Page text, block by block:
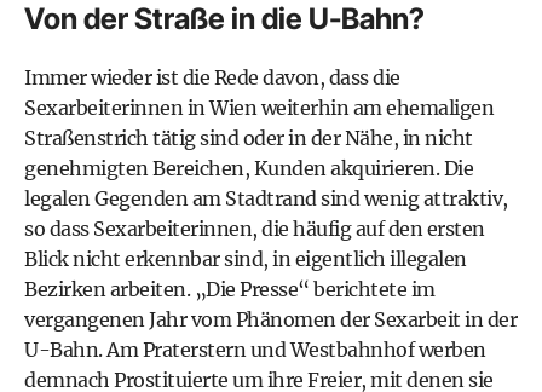
Von der Straße in die U-Bahn?
Immer wieder ist die Rede davon, dass die
Sexarbeiterinnenin Wien weiterhin am ehemaligen
Straßenstrich tätig sind oder in der Nähe, in nicht
genehmigten Bereichen, Kunden akquirieren. Die
legalen Gegenden am Stadtrand sind wenig attraktiv,
so dass Sexarbeiterinnen, die häufig auf den ersten
Blick nicht erkennbar sind, in eigentlich illegalen
Bezirken arbeiten. „Die Presse“ berichtete im
vergangenen Jahr vom Phänomen der Sexarbeit in der
U-Bahn. Am Praterstern und Westbahnhof werben
demnach Prostituierte um ihre Freier, mit denen sie